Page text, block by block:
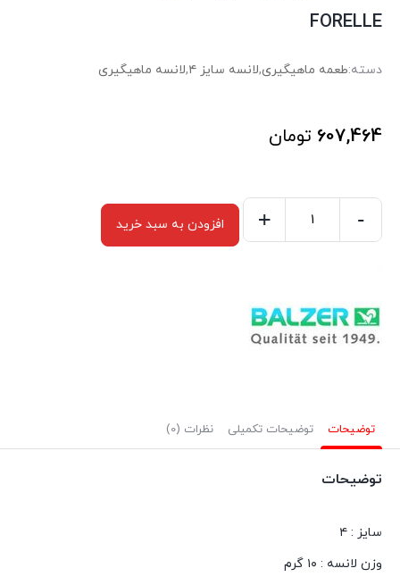
FORELLE
دسته:طعمه ماهیگیری,لانسه سایز ۴ ,لانسه ماهیگیری
607,464 تومان
۴
بالزر
عدد
-
+ افزودن به سبد خرید
توضیحات توضیحات تکمیلی نظرات (0)
توضیحات
سایز : ۴
وزن لانسه : ۱۰ گرم